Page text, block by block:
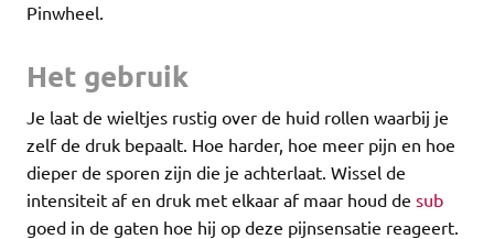
Pinwheel.
Het gebruik
Je laat de wieltjes rustig over de huid rollen waarbij je
zelf de druk bepaalt. Hoe harder, hoe meer pijn en hoe
dieper de sporen zijn die je achterlaat. Wissel de
intensiteit af en druk met elkaar af maar houd de sub
goed in de gaten hoe hij op deze pijnsensatie reageert.